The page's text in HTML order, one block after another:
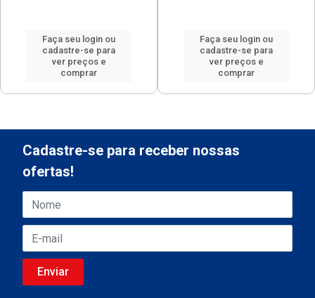
Faça seu login ou
cadastre-se para
ver preços e
comprar
Faça seu login ou
cadastre-se para
ver preços e
comprar
Cadastre-se para receber nossas
ofertas!